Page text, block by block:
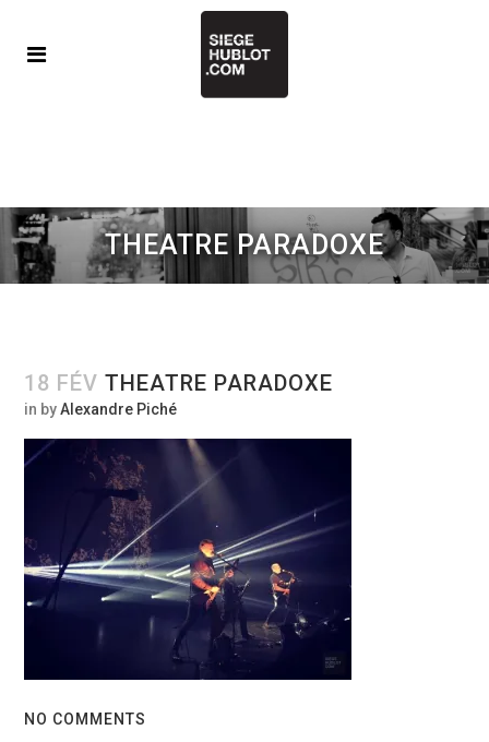
THEATRE PARADOXE
18 FÉV THEATRE PARADOXE
in byAlexandre Piché
NO COMMENTS